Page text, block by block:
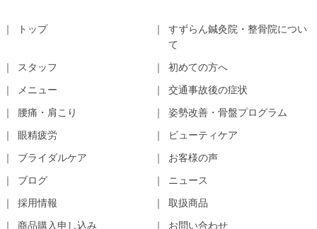
トップ
すずらん鍼灸院・整骨院につい
て
スタッフ 初めての方へ
メニュー 交通事故後の症状
腰痛・肩こり 姿勢改善・骨盤プログラム
眼精疲労 ビューティケア
ブライダルケア お客様の声
ブログ ニュース
採用情報 取扱商品
商品購入申し込み お問い合わせ